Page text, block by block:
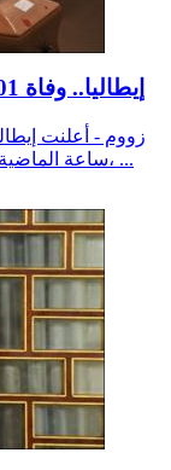
إيطاليا.. وفاة 601 مصابا بفيروس كورونا خلال 24 ساعة
ساعة الماضية في أنحاء البلاد بسبب فيروس كورونا المستجد، ...